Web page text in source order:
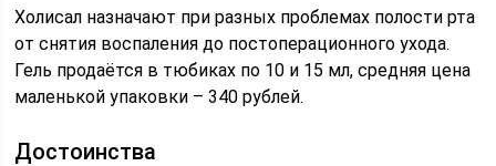
Холисал назначают при разных проблемах полости рта
от снятия воспаления до постоперационного ухода.
Гель продаётся в тюбиках по 10 и 15 мл, средняя цена
маленькой упаковки – 340 рублей.
Достоинства